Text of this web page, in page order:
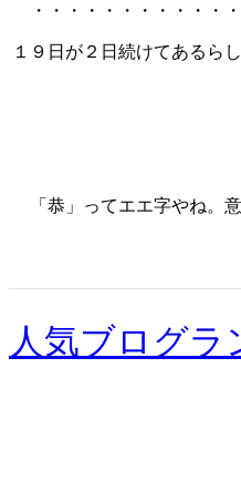
・・・・・・・・・・・
１９日が２日続けてあるら
「恭」ってエエ字やね。
人気ブログラ